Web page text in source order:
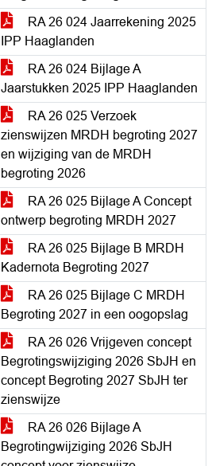
RA 26 024 Jaarrekening 2025
IPP Haaglanden
RA 26 024 Bijlage A
Jaarstukken 2025 IPP Haaglanden
RA 26 025 Verzoek
zienswijzen MRDH begroting 2027
en wijziging van de MRDH
begroting 2026
RA 26 025 Bijlage A Concept
ontwerp begroting MRDH 2027
RA 26 025 Bijlage B MRDH
Kadernota Begroting 2027
RA 26 025 Bijlage C MRDH
Begroting 2027 in een oogopslag
RA 26 026 Vrijgeven concept
Begrotingswijziging 2026 SbJH en
concept Begroting 2027 SbJH ter
zienswijze
RA 26 026 Bijlage A
Begrotingwijziging 2026 SbJH